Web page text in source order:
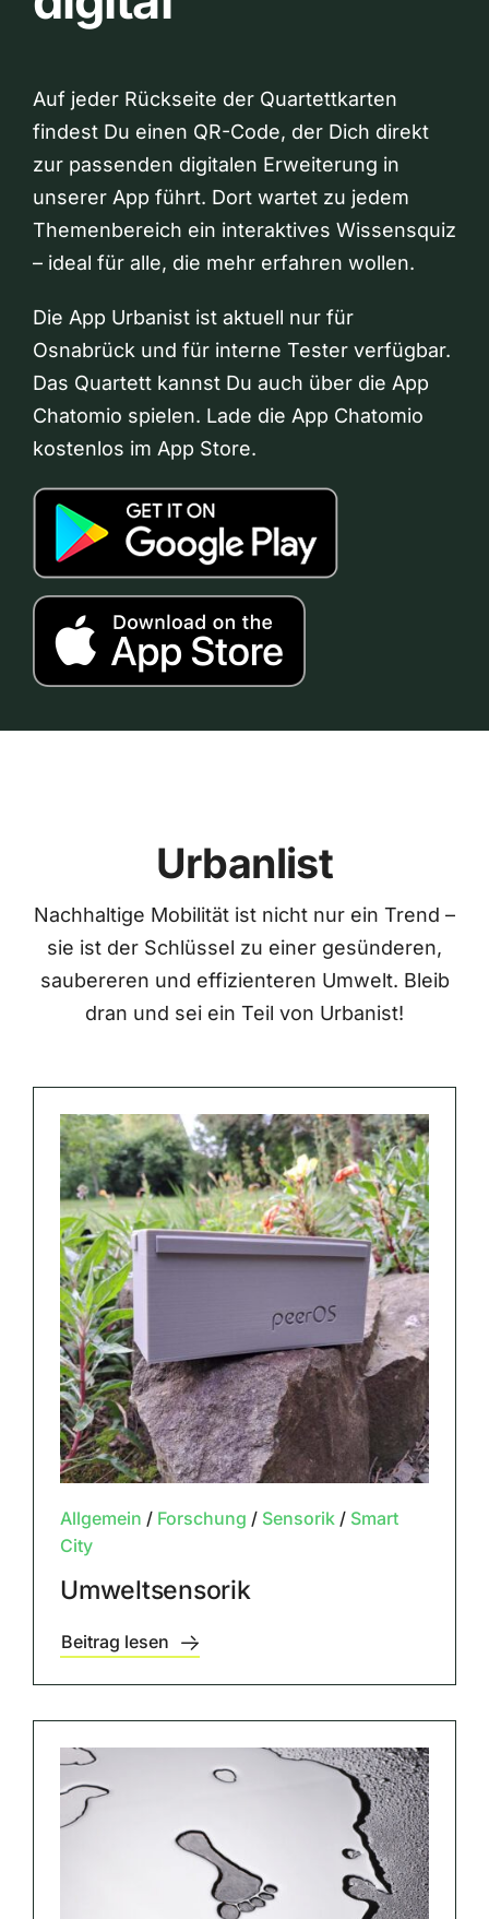
Auf jeder Rückseite der Quartettkarten
findest Du einen QR-Code, der Dich direkt
zur passenden digitalen Erweiterung in
unserer App führt. Dort wartet zu jedem
Themenbereich ein interaktives Wissensquiz
– ideal für alle, die mehr erfahren wollen.
Die App Urbanist ist aktuell nur für
Osnabrück und für interne Tester verfügbar.
Das Quartett kannst Du auch über die App
Chatomio spielen. Lade die App Chatomio
kostenlos im App Store.
Urbanlist
Nachhaltige Mobilität ist nicht nur ein Trend –
sie ist der Schlüssel zu einer gesünderen,
saubereren und effizienteren Umwelt. Bleib
dran und sei ein Teil von Urbanist!
Allgemein / Forschung / Sensorik/ Smart
City
Umweltsensorik
Beitrag lesen